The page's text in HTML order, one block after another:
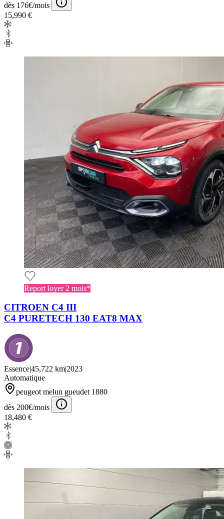
dès 176€/mois
15,990 €
Report loyer 2 mois*
CITROEN C4 III
C4 PURETECH 130 EAT8 MAX
Essence|45,722 km|2023
Automatique
peugeot melun gueudet 1880
dès 200€/mois
18,480 €